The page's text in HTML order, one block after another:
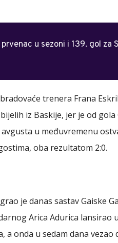
u sezoni i 139. gol
trenera Frana
iz Baskije, jer je od
u međuvremenu
oba rezultatom 2:0.
je danas sastav Gaiske
Arica Adurica
a onda u sedam dana